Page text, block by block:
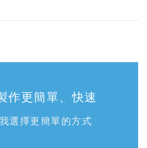
作更簡單、快速
選擇更簡單的方式